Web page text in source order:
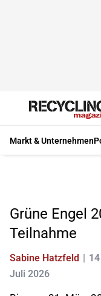
Markt & Unternehmen
Grüne Engel
Teilnahme
Sabine Hatzfeld
Juli 2026